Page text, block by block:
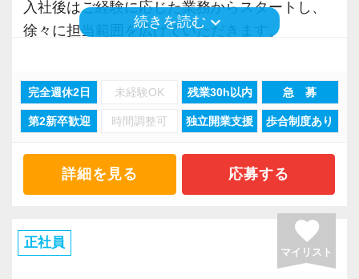
いと立候補しました。
主体性のある人にはキャリアアップとレベルア
でなくマネジメントの経験も積めます。
オフィス責任者として心がけているのは、何で
も気軽に話せる雰囲気と一人一人の考え方を尊
重することです。
常に柔軟さを忘れずに接したいと思っていま
スタッフの成長にともないお客様からも信頼さ
れ喜んでもらえる、そんな組織にしていきたい
目標の資格取得を達成できた社員には、祝い金
や資格手当を支給したりもしています。
現在は、業界全体でIT化が進んでいることやコ
例えば、
・各デスクにデュアルモニターを設置しながら
・FAXなどのペーパーレス化の実現
・WEB（クラウド）での文章共有や文書管理シ
・申告業務は「e-Tax」を用いて対応
・「Zoom」でのオンライン会議や打合わせの実
ただし本人の希望と経験をしっかり考慮した
当法人では社員各々が得意分野や強みを持ち合
わせていますので、将来的に身につけたいスキ
ルや経験を教えてください。
『あなたが成りたい自分を見つけられる職場環
境』を提供できると思います！
【常に安定性&働きやすい環境を整備していま
す！】
入社後はご経験に応じた業務からスタートし、
徐々に担当範囲を広げていただきます。
率いる「アカウントマネージャー」としての活
躍を期待しています。
当事務所はクライアントは業種・規模ともに多
種多様です。
渋谷という立地柄、スタートアップやIT系企業
が多く、スピード感のある実務経験を積むこと
続きを読む keyboard_arrow_down
完全週休2日 未経験OK 残業30h以内 急 募
第2新卒歓迎 時間調整可 独立開業支援 歩合制度あり
詳細を見る 応募する
正社員 favorite
マイリスト